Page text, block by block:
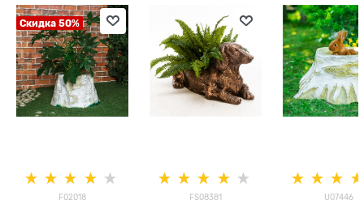
Скидка 50%
F02018 FS08381 U07446